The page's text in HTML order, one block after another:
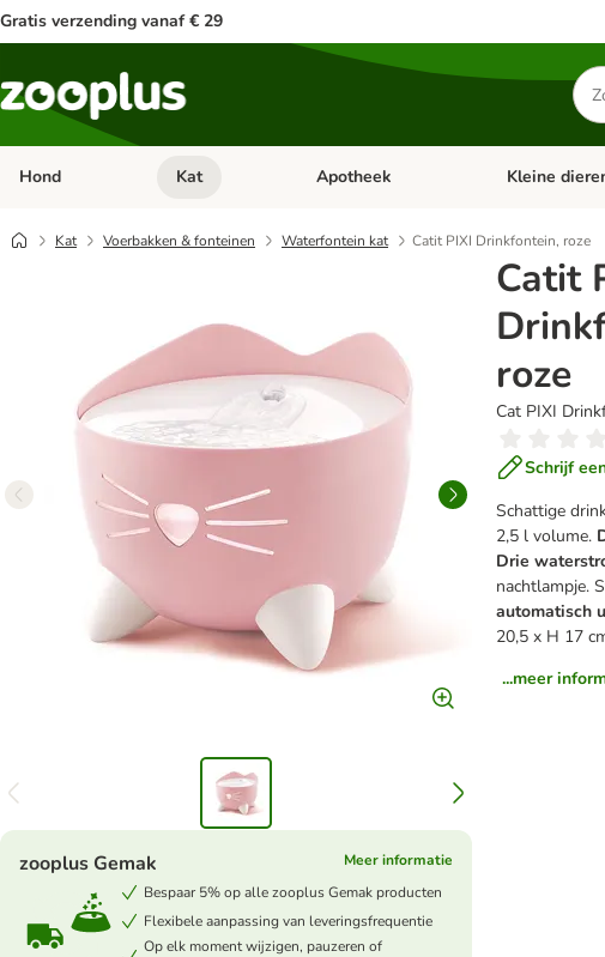
Gratis verzending vanaf € 29
naar
Hond Open categorie menu: Hond
Kat Open categorie menu: Kat
Apotheek Open
Kleine
Kat Voerbakken & fonteinen Waterfontein kat Catit PIXI Drinkfontein, roze
Catit
roze
Cat PIXI
Schrijf
Schattige
2,5 l volume.
Drie
nachtlampje.
automatisch
20,5 x H 17
...meer
zooplus Gemak
Meer informatie
Bespaar 5% op alle zooplus Gemak producten
Flexibele aanpassing van leveringsfrequentie
Op elk moment wijzigen, pauzeren of